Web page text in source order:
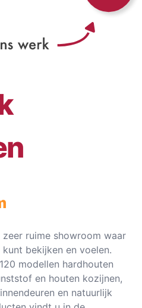
zeer ruime showroom waar
bekijken en voelen.
modellen hardhouten
en houten kozijnen,
en natuurlijk